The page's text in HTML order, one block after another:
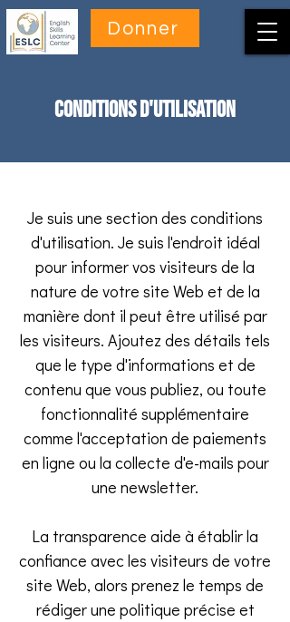
Donner
Conditions d'utilisation
Je suis une section des conditions
d'utilisation. Je suis l'endroit idéal
pour informer vos visiteurs de la
nature de votre site Web et de la
manière dont il peut être utilisé par
les visiteurs. Ajoutez des détails tels
que le type d'informations et de
contenu que vous publiez, ou toute
fonctionnalité supplémentaire
comme l'acceptation de paiements
en ligne ou la collecte d'e-mails pour
une newsletter.
La transparence aide à établir la
confiance avec les visiteurs de votre
site Web, alors prenez le temps de
rédiger une politique précise et